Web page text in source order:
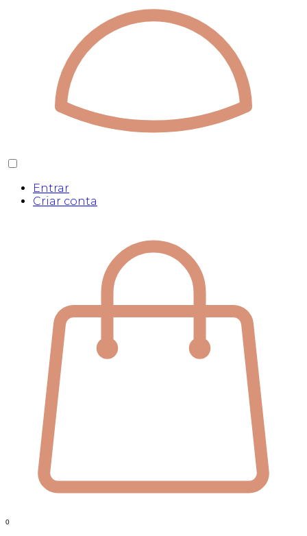
Entrar
Criar conta
0